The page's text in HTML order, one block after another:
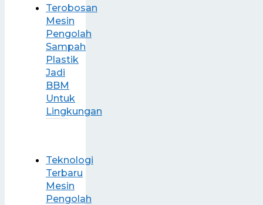
Terobosan
Mesin
Pengolah
Sampah
Plastik
Jadi
BBM
Untuk
Lingkungan
Teknologi
Terbaru
Mesin
Pengolah